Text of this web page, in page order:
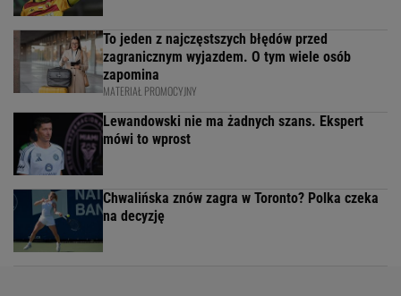
To jeden z najczęstszych błędów przed
zagranicznym wyjazdem. O tym wiele osób
zapomina
MATERIAŁ PROMOCYJNY
Lewandowski nie ma żadnych szans. Ekspert
mówi to wprost
Chwalińska znów zagra w Toronto? Polka czeka
na decyzję